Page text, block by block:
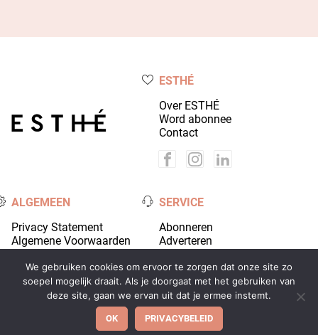
ESTHÉ
Over ESTHÉ
Word abonnee
Contact
ALGEMEEN
Privacy Statement
Algemene Voorwaarden
SERVICE
Abonneren
Adverteren
© 2026 Coiffure Media - alle rechten voorbehouden |
Ontwikkeld door Wooms
We gebruiken cookies om ervoor te zorgen dat onze site zo
soepel mogelijk draait. Als je doorgaat met het gebruiken van
deze site, gaan we ervan uit dat je ermee instemt.
OK PRIVACYBELEID